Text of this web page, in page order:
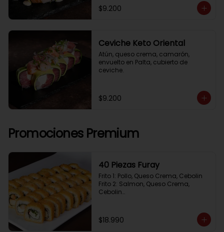
$9.200
Ceviche Keto Oriental
Atún, queso crema, camarón,
envuelto en Palta, cubierto de
ceviche.
$9.200
Promociones Premium
40 Piezas Furay
Frito 1: Pollo, Queso Crema, Cebolin
Frito 2: Salmon, Queso Crema,
Cebolin
Frito 4: Kanikama, Queso Crema,
Cebollin
$18.990